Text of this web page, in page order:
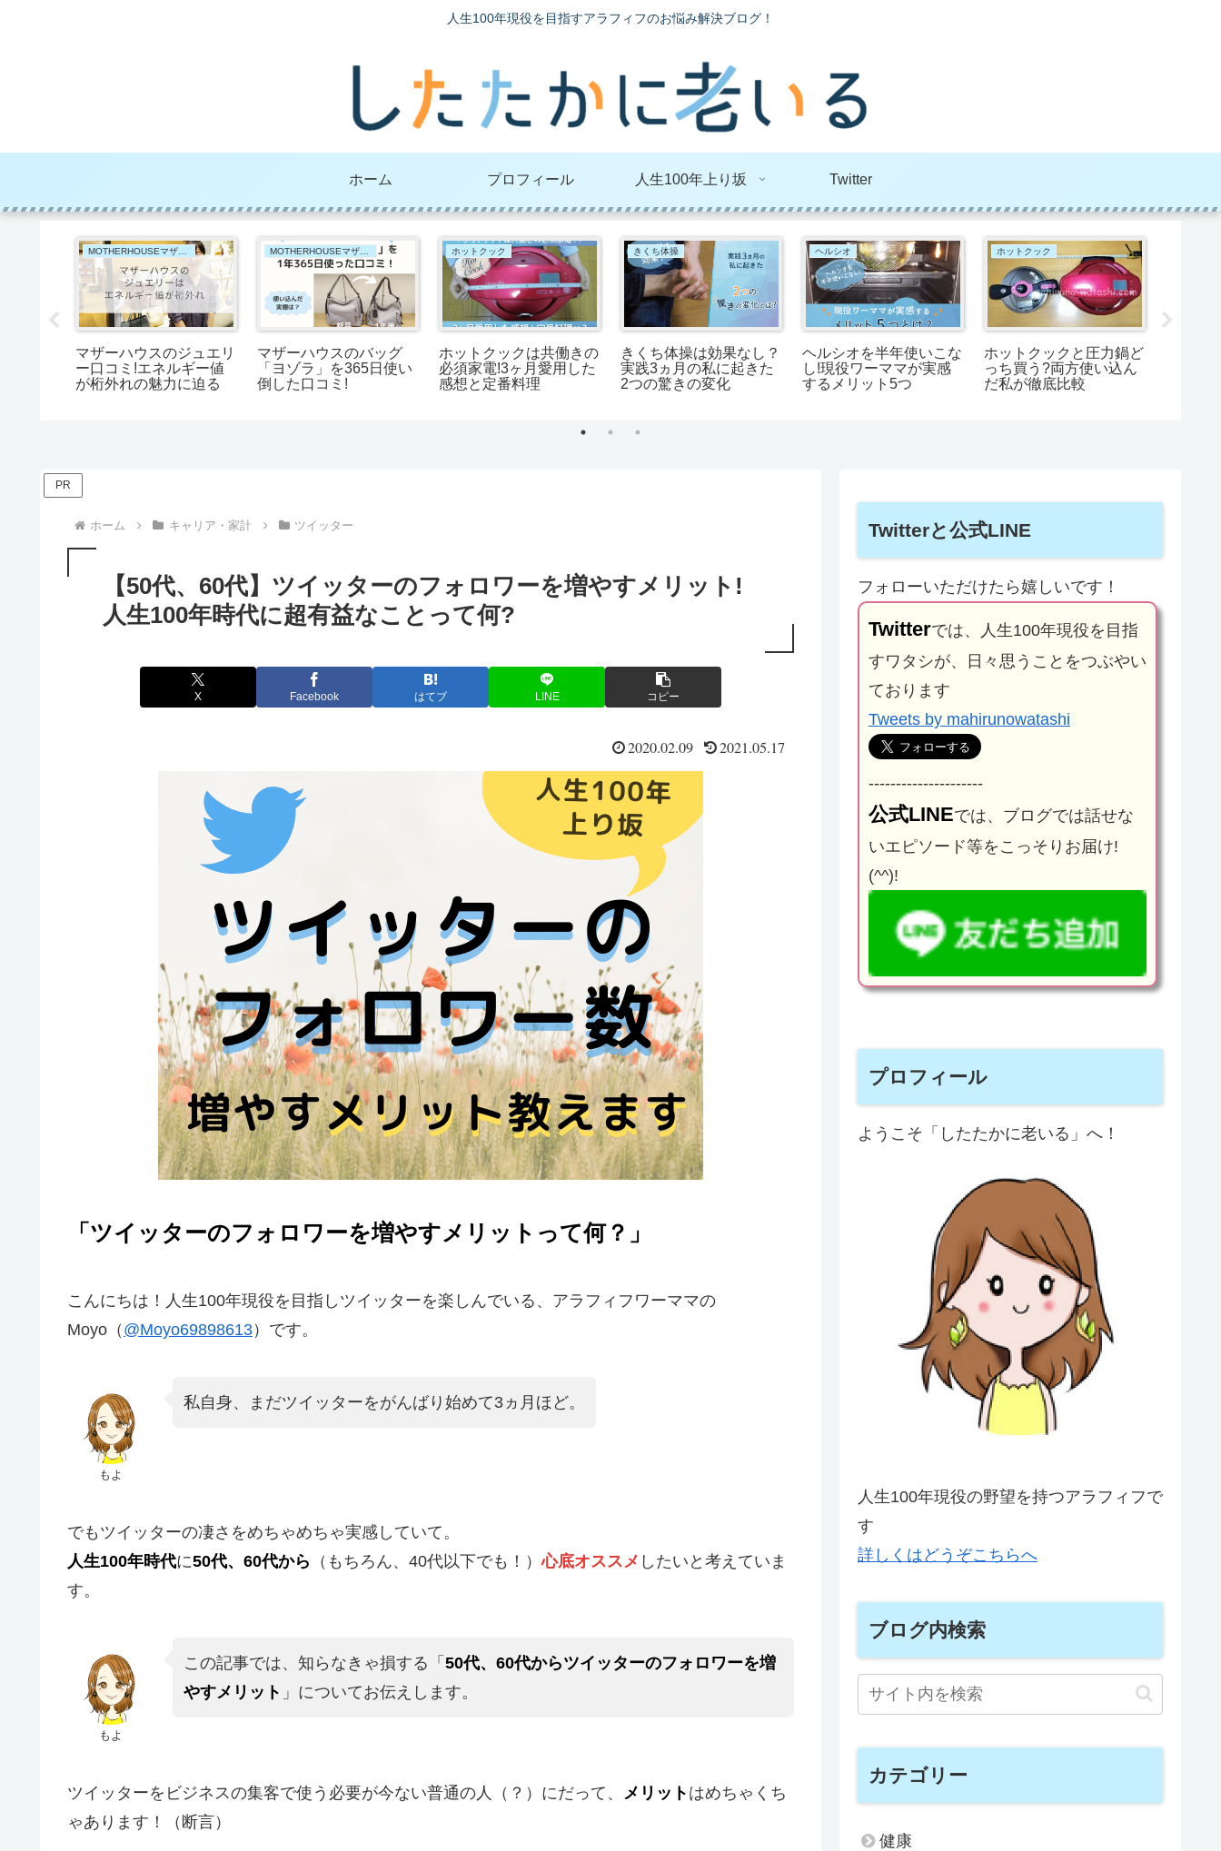
人生100年現役を目指すアラフィフのお悩み解決ブログ！
ホーム プロフィール 人生100年上り坂 Twitter
マザーハウスのジュエリ
ー口コミ!エネルギー値
が桁外れの魅力に迫る
マザーハウスのバッグ
「ヨゾラ」を365日使い
倒した口コミ!
ホットクック
ホットクックは共働きの
必須家電!3ヶ月愛用した
感想と定番料理
きくち体操
きくち体操は効果なし？
実践3ヵ月の私に起きた
2つの驚きの変化
ヘルシオ
ヘルシオを半年使いこな
し!現役ワーママが実感
するメリット5つ
ホットクック
ホットクックと圧力鍋ど
っち買う?両方使い込ん
だ私が徹底比較
PR
ホーム キャリア・家計 ツイッター
【50代、60代】ツイッターのフォロワーを増やすメリット!
人生100年時代に超有益なことって何?
X Facebook はてブ LINE コピー
2020.02.09 2021.05.17
「ツイッターのフォロワーを増やすメリットって何？」
こんにちは！人生100年現役を目指しツイッターを楽しんでいる、アラフィフワーママの
Moyo（ @Moyo69898613）です。
もよ
私自身、まだツイッターをがんばり始めて3ヵ月ほど。
でもツイッターの凄さをめちゃめちゃ実感していて。
人生100年時代に50代、60代から （もちろん、40代以下でも！）心底オススメ したいと考えていま
す。
もよ
この記事では、知らなきゃ損する「 50代、60代からツイッターのフォロワーを増
やすメリット 」についてお伝えします。
ツイッターをビジネスの集客で使う必要が今ない普通の人（？）にだって、 メリット はめちゃくち
ゃあります！（断言）
Twitterと公式LINE
フォローいただけたら嬉しいです！
Twitterでは、人生100年現役を目指
すワタシが、日々思うことをつぶやい
ております
Tweets by mahirunowatashi
---------------------
公式LINEでは、ブログでは話せな
いエピソード等をこっそりお届け!
(^^)!
プロフィール
ようこそ「したたかに老いる」へ！
人生100年現役の野望を持つアラフィフで
す
詳しくはどうぞこちらへ
ブログ内検索
カテゴリー
健康